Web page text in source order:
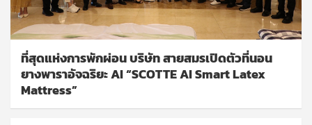
ที่สุดแห่งการพักผ่อน บริษัท สายสมรเปิดตัวที่นอน
ยางพาราอัจฉริยะ AI “SCOTTE AI Smart Latex
Mattress”